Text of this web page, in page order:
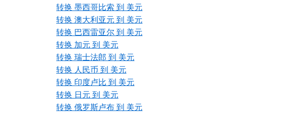
转换 墨西哥比索 到 美元
转换 澳大利亚元 到 美元
转换 巴西雷亚尔 到 美元
转换 加元 到 美元
转换 瑞士法郎 到 美元
转换 人民币 到 美元
转换 印度卢比 到 美元
转换 日元 到 美元
转换 俄罗斯卢布 到 美元